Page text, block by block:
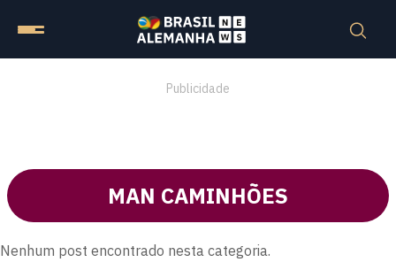
Publicidade
MAN CAMINHÕES
Nenhum post encontrado nesta categoria.